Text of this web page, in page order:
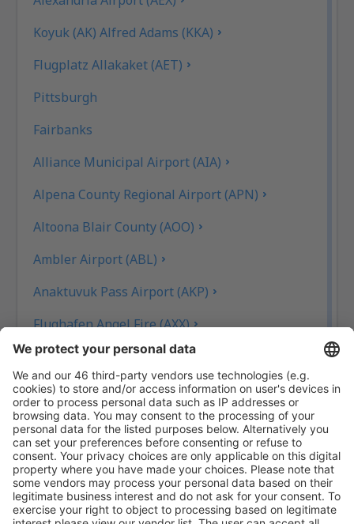
Koyuk (AK) Alfred Adams (KKA)
Flugplatz Allakaket (AET)
Pittsburgh
Fairbanks
Alliance Municipal Airport (AIA)
Alpena County Regional Airport (APN)
Altoona Blair County (AOO)
Ambler Airport (ABL)
Anaktuvuk Pass Airport (AKP)
Flughafen Angel Fire (AXX)
Angoon Seaplane Base (AGN)
Aniak Airport (ANI)
Durango
Ann Arbor Municipal Airport (ARB)
McKinleyville Arcata Eureka (ACV)
Flughafen Arctic Village (ARC)